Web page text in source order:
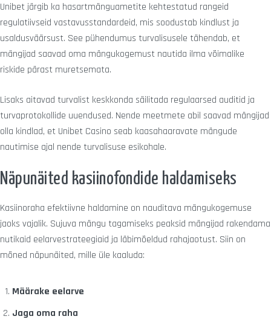
Unibet järgib ka hasartmänguametite kehtestatud rangeid
regulatiivseid vastavusstandardeid, mis soodustab kindlust ja
usaldusväärsust. See pühendumus turvalisusele tähendab, et
mängijad saavad oma mängukogemust nautida ilma võimalike
riskide pärast muretsemata.
Lisaks aitavad turvalist keskkonda säilitada regulaarsed auditid ja
turvaprotokollide uuendused. Nende meetmete abil saavad mängijad
olla kindlad, et Unibet Casino seab kaasahaaravate mängude
nautimise ajal nende turvalisuse esikohale.
Näpunäited kasiinofondide haldamiseks
Kasiinoraha efektiivne haldamine on nauditava mängukogemuse
jaoks vajalik. Sujuva mängu tagamiseks peaksid mängijad rakendama
nutikaid eelarvestrateegiaid ja läbimõeldud rahajaotust. Siin on
mõned näpunäited, mille üle kaaluda:
Määrake eelarve
Jaga oma raha